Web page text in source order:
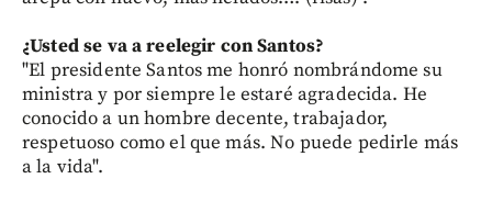
¿Usted se va a reelegir con Santos?
"El presidente Santos me honró nombrándome su
ministra y por siempre le estaré agradecida. He
conocido a un hombre decente, trabajador,
respetuoso como el que más. No puede pedirle más
a la vida".